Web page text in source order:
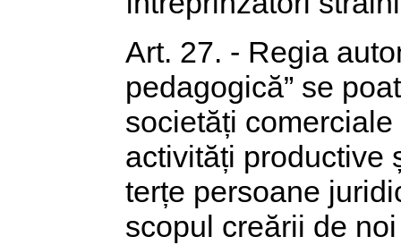
Art. 27. - Regia
pedagogică” se
societăți
activități productive
terțe persoane
scopul creării de